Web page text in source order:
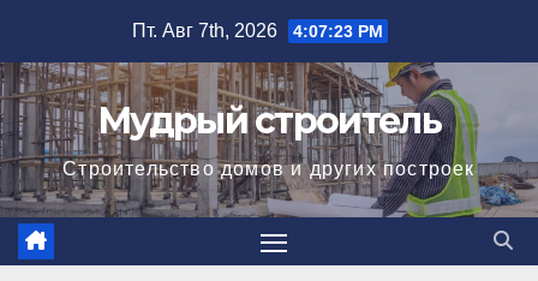
содержимому
Пт. Авг 7th, 2026 4:07:24 PM
Мудрый строитель
Строительство домов и других построек